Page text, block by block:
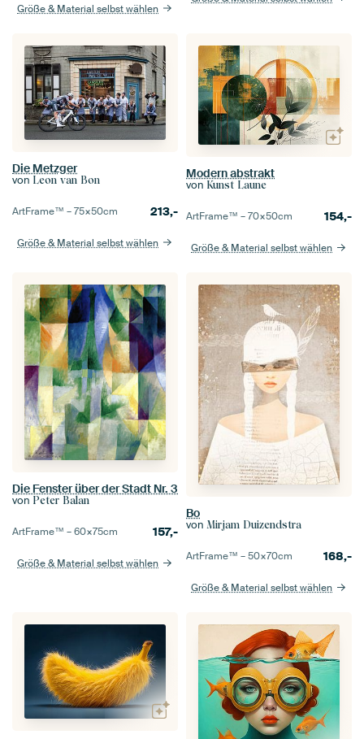
Größe & Material selbst wählen
Die Metzger
von Leon van Bon
ArtFrame™ –75×50cm 213,-
Größe & Material selbst wählen
Modern abstrakt
von Kunst Laune
ArtFrame™ –70×50cm 154,-
Größe & Material selbst wählen
Die Fenster über der Stadt Nr. 3
von Peter Balan
ArtFrame™ –60×75cm 157,-
Größe & Material selbst wählen
Bo
von Mirjam Duizendstra
ArtFrame™ –50×70cm 168,-
Größe & Material selbst wählen